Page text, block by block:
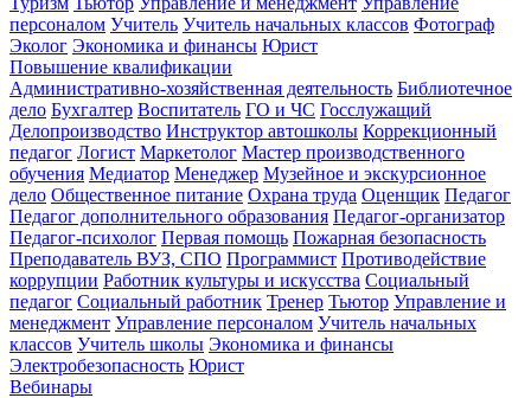
персоналом Учитель Учитель начальных классов Фотограф
Эколог Экономика и финансы Юрист
Повышение квалификации
Административно-хозяйственная деятельность Библиотечное
дело Бухгалтер Воспитатель ГО и ЧС Госслужащий
Делопроизводство Инструктор автошколы Коррекционный
педагог Логист Маркетолог Мастер производственного
обучения Медиатор Менеджер Музейное и экскурсионное
дело Общественное питание Охрана труда Оценщик Педагог
Педагог дополнительного образования Педагог-организатор
Педагог-психолог Первая помощь Пожарная безопасность
Преподаватель ВУЗ, СПО Программист Противодействие
коррупции Работник культуры и искусства Социальный
педагог Социальный работник Тренер Тьютор Управление и
менеджмент Управление персоналом Учитель начальных
классов Учитель школы Экономика и финансы
Электробезопасность Юрист
Вебинары